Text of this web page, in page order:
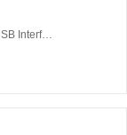
Behringer Go MIDI Host Compact MIDI/USB Interface